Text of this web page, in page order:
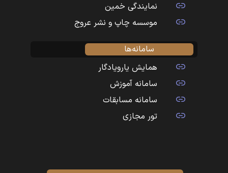
نمایندگی خمین
موسسه چاپ و نشر عروج
سامانه‌ها
همایش یارویادگار
سامانه آموزش
سامانه مسابقات
تور مجازی